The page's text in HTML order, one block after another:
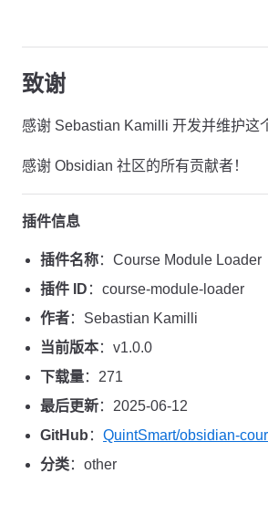
致谢
感谢 Sebastian Kamilli 开发并维护这
感谢 Obsidian 社区的所有贡献者！
插件信息
插件名称：Course Module Loader
插件 ID ：course-module-loader
作者：Sebastian Kamilli
当前版本：v1.0.0
下载量：271
最后更新：2025-06-12
GitHub ： QuintSmart/obsidian-
分类：other